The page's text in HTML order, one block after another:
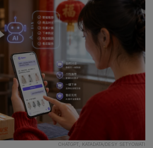
CHATGPT, KATADATA/DESY SETYOWATI